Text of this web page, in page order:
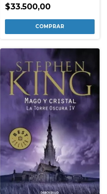
$33.500,00